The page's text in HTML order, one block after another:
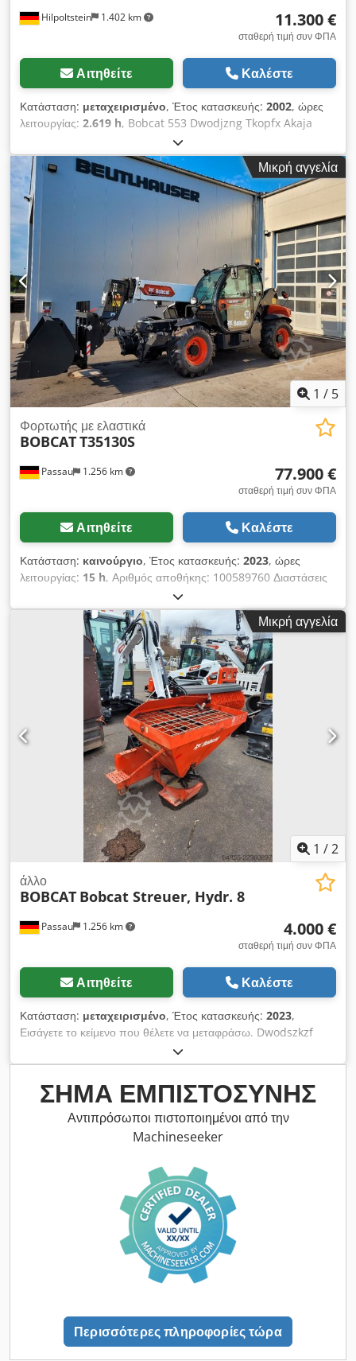
Hilpoltstein 1.402 km 11.300 €
σταθερή τιμή συν ΦΠΑ
Αιτηθείτε Καλέστε
Κατάσταση: μεταχειρισμένο, Έτος κατασκευής: 2002, ώρες
λειτουργίας: 2.619 h, Bobcat 553 Dwodjzng Tkopfx Akaja
Καμπίνα, κάδο, πιρούνια παλετοφόρου.
Μικρή αγγελία
1 / 5
Passau 1.256 km
Φορτωτής με ελαστικά
BOBCATT35130S
77.900 €
σταθερή τιμή συν ΦΠΑ
Αιτηθείτε Καλέστε
Κατάσταση: καινούργιο, Έτος κατασκευής: 2023, ώρες
λειτουργίας: 15 h, Αριθμός αποθήκης: 100589760 Διαστάσεις
μεταφοράς (Μ x Π x Υ): 0 x 0 x 0 ---- Κλιματισμός, κάμερα
οπισθοπορείας και ανεστραμμένος ανεμιστήρας. Περιλαμβάνει
πιρούνια παλέτας με δυνατότητα κίνησης και εκσκαπτικό κάδο
με δόντια (2,4 μ / 950 λίτρα). Τοποθεσία: Νόιστατ / Όρλα
Dwsdpfozkztkex Akasa
Μικρή αγγελία
1 /2
Passau 1.256 km
άλλο
BOBCAT Bobcat Streuer, Hydr. 8
4.000 €
σταθερή τιμή συν ΦΠΑ
Αιτηθείτε Καλέστε
Κατάσταση: μεταχειρισμένο, Έτος κατασκευής: 2023,
Εισάγετε το κείμενο που θέλετε να μεταφράσω. Dwodszkzf
ΣΉΜΑ ΕΜΠΙΣΤΟΣΎΝΗΣ
Αντιπρόσωποι πιστοποιημένοι από την
Machineseeker
Περισσότερες πληροφορίες τώρα